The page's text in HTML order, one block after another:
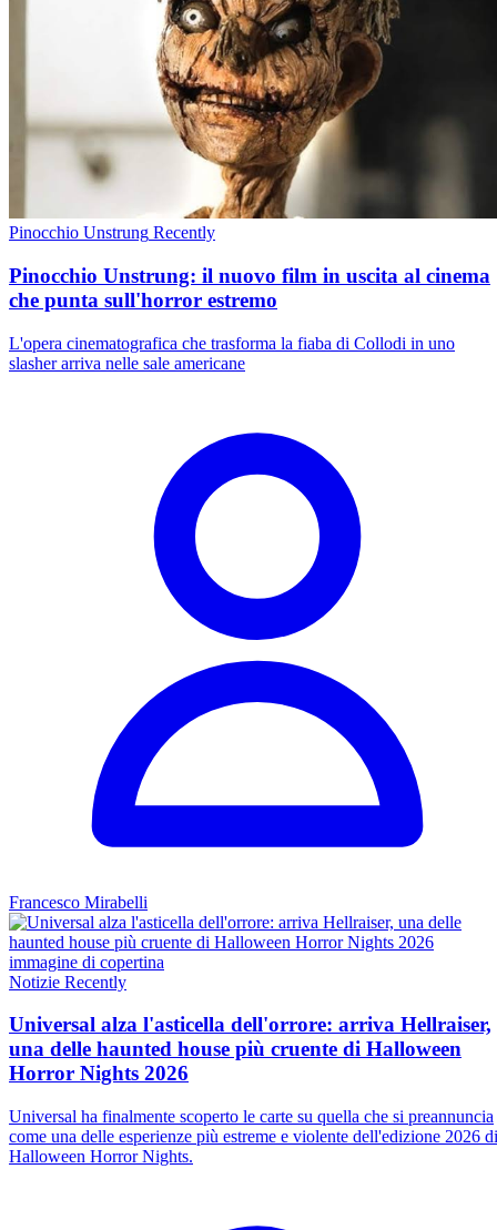
Pinocchio Unstrung Recently
Pinocchio Unstrung: il nuovo film in uscita al cinema
che punta sull'horror estremo
L'opera cinematografica che trasforma la fiaba di Collodi in uno
slasher arriva nelle sale americane
Francesco Mirabelli
Notizie Recently
Universal alza l'asticella dell'orrore: arriva Hellraiser,
una delle haunted house più cruente di Halloween
Horror Nights 2026
Universal ha finalmente scoperto le carte su quella che si preannuncia
come una delle esperienze più estreme e violente dell'edizione 2026 di
Halloween Horror Nights.